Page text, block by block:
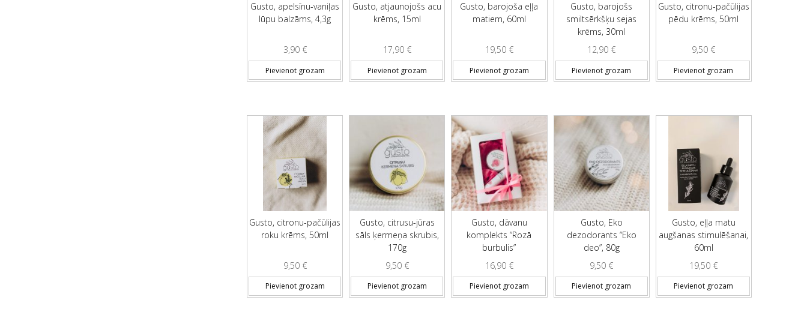
Gusto, apelsīnu-vaniļas
lūpu balzāms, 4,3g
3,90 €
Pievienot grozam
Gusto, atjaunojošs acu
krēms, 15ml
17,90 €
Pievienot grozam
Gusto, barojoša eļļa
matiem, 60ml
19,50 €
Pievienot grozam
Gusto, barojošs
smiltsērkšķu sejas
krēms, 30ml
12,90 €
Pievienot grozam
Gusto, citronu-pačūlijas
pēdu krēms, 50ml
9,50 €
Pievienot grozam
Gusto, citronu-pačūlijas
roku krēms, 50ml
9,50 €
Pievienot grozam
Gusto, citrusu-jūras
sāls ķermeņa skrubis,
170g
9,50 €
Pievienot grozam
Gusto, dāvanu
komplekts “Rozā
burbulis”
16,90 €
Pievienot grozam
Gusto, Eko
dezodorants “Eko
deo”, 80g
9,50 €
Pievienot grozam
Gusto, eļļa matu
augšanas stimulēšanai,
60ml
19,50 €
Pievienot grozam